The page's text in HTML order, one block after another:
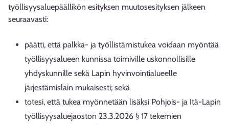
työllisyysaluepäällikön esityksen muutosesityksen jälkeen
seuraavasti:
päätti, että palkka- ja työllistämistukea voidaan myöntää
työllisyysalueen kunnissa toimiville uskonnollisille
yhdyskunnille sekä Lapin hyvinvointialueelle
järjestämislain mukaisesti; sekä
totesi, että tukea myönnetään lisäksi Pohjois- ja Itä-Lapin
työllisyysaluejaoston 23.3.2026 § 17 tekemien